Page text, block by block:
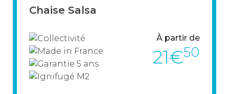
Chaise Salsa
À partir de
21€50